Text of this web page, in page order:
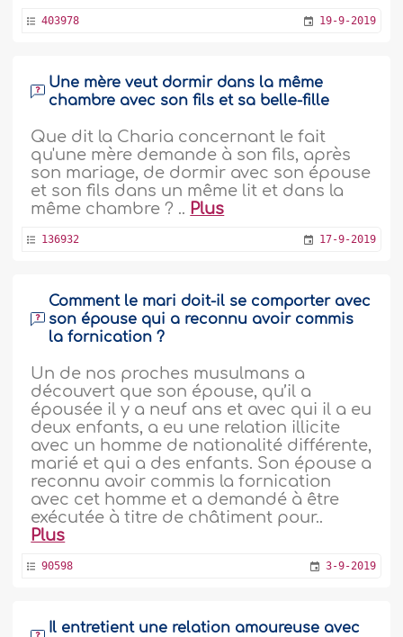
403978 19-9-2019
Une mère veut dormir dans la même
chambre avec son fils et sa belle-fille
Que dit la Charia concernant le fait
qu'une mère demande à son fils, après
son mariage, de dormir avec son épouse
et son fils dans un même lit et dans la
même chambre ? .. Plus
136932 17-9-2019
Comment le mari doit-il se comporter avec
son épouse qui a reconnu avoir commis
la fornication ?
Un de nos proches musulmans a
découvert que son épouse, qu’il a
épousée il y a neuf ans et avec qui il a eu
deux enfants, a eu une relation illicite
avec un homme de nationalité différente,
marié et qui a des enfants. Son épouse a
reconnu avoir commis la fornication
avec cet homme et a demandé à être
exécutée à titre de châtiment pour..
Plus
90598 3-9-2019
Il entretient une relation amoureuse avec